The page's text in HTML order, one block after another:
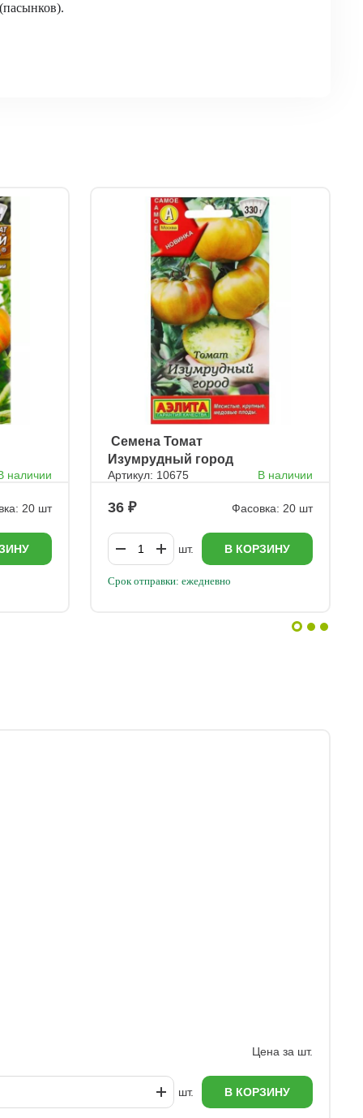
наличии
20 шт
ㅤ Семена Томат
Изумрудный город
Артикул: 10675 В наличии
36 Фасовка: 20 шт
шт. В КОРЗИНУ
Срок отправки: ежедневно
Цена за шт.
шт. В КОРЗИНУ